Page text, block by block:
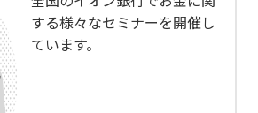
する様々なセミナーを開催し
ています。